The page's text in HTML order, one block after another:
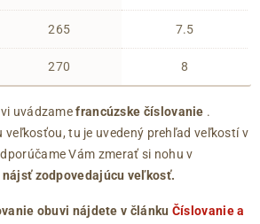
265
270
7.5
8
uvádzamefrancúzske číslovanie .
veľkosťou, tu je uvedený prehľad veľkostí v
Vám zmerať si nohu v
nájsť zodpovedajúcu veľkosť.
obuvi nájdete v článku Číslovanie a